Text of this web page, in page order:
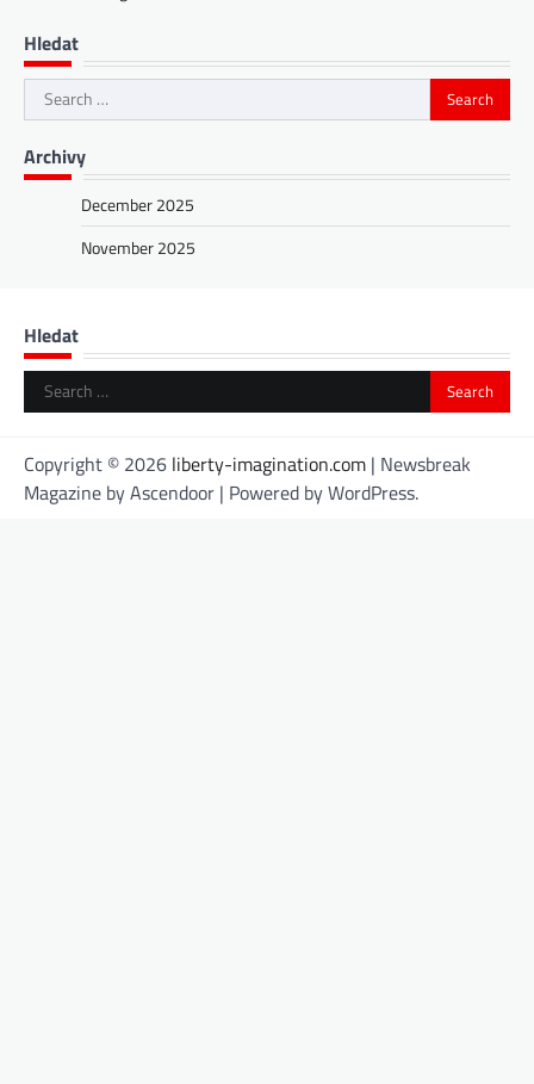
Hledat
Search
for:
Archivy
December 2025
November 2025
Hledat
Search
for:
Copyright © 2026 liberty-imagination.com | Newsbreak
Magazine byAscendoor | Powered byWordPress.